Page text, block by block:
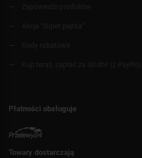
Płatności obsługuje
Towary dostarczają